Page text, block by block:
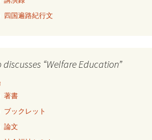
四国遍路紀行文
“Welfare Education”
著書
ブックレット
論文